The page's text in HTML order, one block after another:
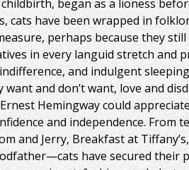
began as a lioness
cats have been wrapped in
perhaps because they
in every languid stretch and
and indulgent
and don’t want, love and
Hemingway could
and independence. From
and Jerry, Breakfast at
have secured their